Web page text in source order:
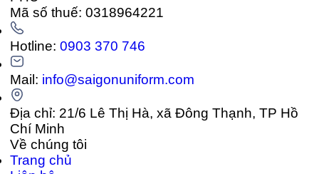
Mã số thuế: 0318964221
Hotline:0903 370 746
Mail: info@saigonuniform.com
Địa chỉ: 21/6 Lê Thị Hà, xã Đông Thạnh, TP Hồ
Chí Minh
Về chúng tôi
Trang chủ